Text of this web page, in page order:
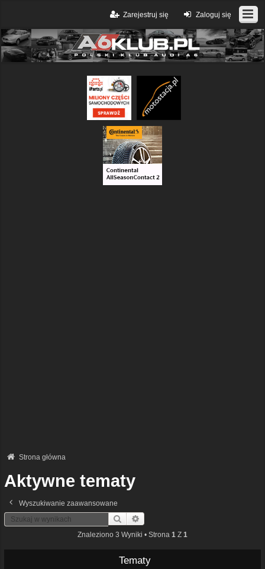
Zaloguj się
Zarejestruj się
Strona główna
Aktywne tematy
Wyszukiwanie zaawansowane
Szukaj
Znaleziono 3 Wyniki • Strona 1 Z 1
Tematy